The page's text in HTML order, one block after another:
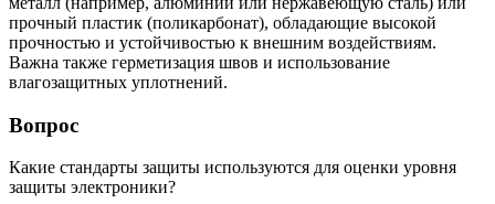
прочный пластик (поликарбонат), обладающие высокой
прочностью и устойчивостью к внешним воздействиям.
Важна также герметизация швов и использование
влагозащитных уплотнений.
Вопрос
Какие стандарты защиты используются для оценки уровня
защиты электроники?